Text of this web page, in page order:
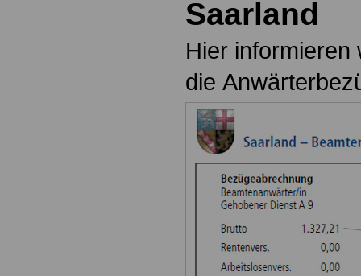
Saarland
Hier informieren
die